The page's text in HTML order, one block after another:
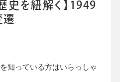
史を紐解く】1949
遷
知っている方はいらっしゃ